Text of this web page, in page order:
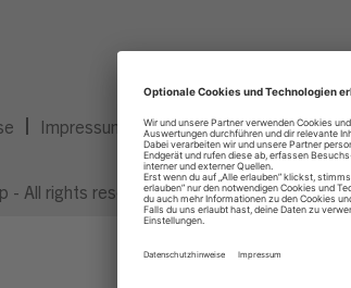
Impressum Privatsphäre-Einstellungen
- All rights reserved